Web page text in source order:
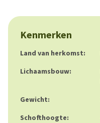
Kenmerken
Land van herkomst:
Lichaamsbouw:
Gewicht:
Schofthoogte: